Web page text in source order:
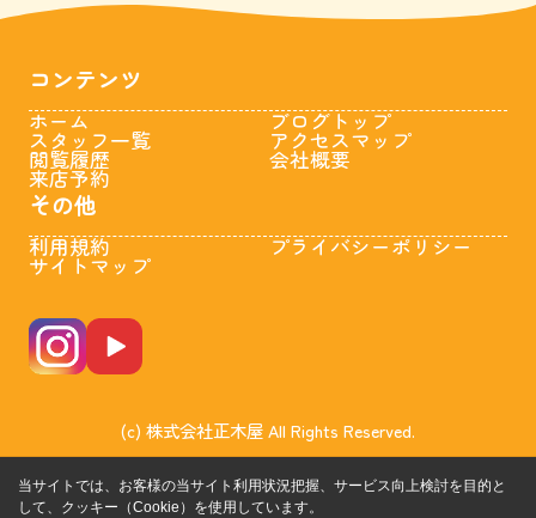
コンテンツ
ホーム
スタッフ一覧
閲覧履歴
来店予約
ブログトップ
アクセスマップ
会社概要
その他
利用規約
サイトマップ
プライバシーポリシー
(c) 株式会社正木屋 All Rights Reserved.
当サイトでは、お客様の当サイト利用状況把握、サービス向上検討を目的と
して、クッキー（Cookie）を使用しています。